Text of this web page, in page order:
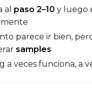
al paso 2–10 y luego
parece ir bien,
samples
a veces funciona, a